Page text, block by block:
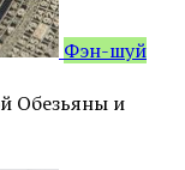
Фэн-шуй
Обезьяны и